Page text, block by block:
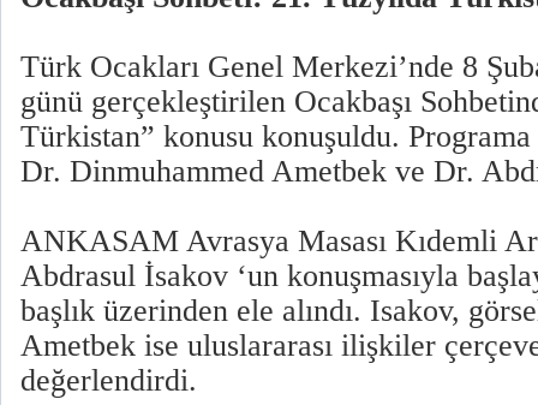
Türk Ocakları Genel Merkezi’nde 8
günü gerçekleştirilen Ocakbaşı
Türkistan” konusu konuşuldu. Programa
Dr. Dinmuhammed Ametbek ve Dr.
ANKASAM Avrasya Masası Kıdemli
Abdrasul İsakov ‘un konuşmasıyla
başlık üzerinden ele alındı. Isakov,
Ametbek ise uluslararası ilişkiler
değerlendirdi.